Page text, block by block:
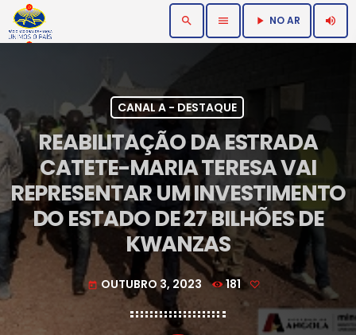
search menu play_arrow NO AR volume_up
CANAL A - DESTAQUE
REABILITAÇÃO DA ESTRADA
CATETE-MARIA TERESA VAI
REPRESENTAR UM INVESTIMENTO
DO ESTADO DE 27 BILHÕES DE
KWANZAS
today OUTUBRO 3, 2023 181